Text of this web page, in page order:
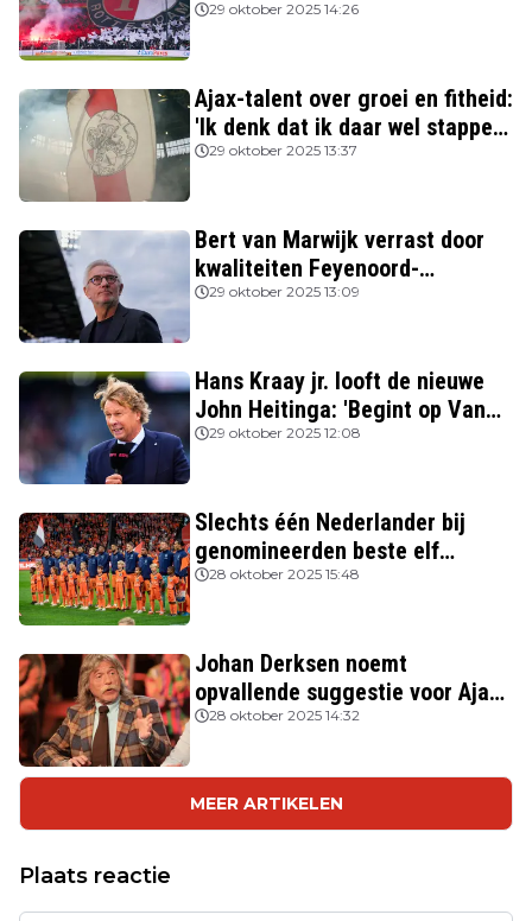
beter spelen'
29 oktober 2025 14:26
Ajax-talent over groei en fitheid:
'Ik denk dat ik daar wel stappen
in heb gezet'
29 oktober 2025 13:37
Bert van Marwijk verrast door
kwaliteiten Feyenoord-
aanvoerder: 'Niemand zag
29 oktober 2025 13:09
Hans Kraay jr. looft de nieuwe
John Heitinga: 'Begint op Van
Gaal te lijken'
29 oktober 2025 12:08
Slechts één Nederlander bij
genomineerden beste elf
FIFPRO
28 oktober 2025 15:48
Johan Derksen noemt
opvallende suggestie voor Ajax:
'Wacht op hem als opvolger van
28 oktober 2025 14:32
MEER ARTIKELEN
Plaats reactie